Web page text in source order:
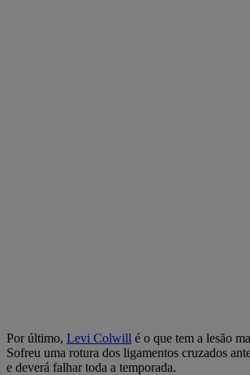
Por último, Levi Colwill é o que tem a lesão
Sofreu uma rotura dos ligamentos cruzados
e deverá falhar toda a temporada.